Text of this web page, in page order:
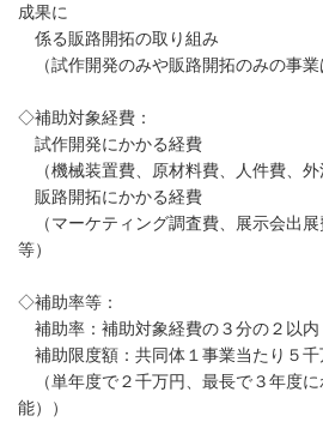
成果に
係る販路開拓の取り組み
（試作開発のみや販路開拓のみの事業
◇補助対象経費：
試作開発にかかる経費
（機械装置費、原材料費、人件費、
販路開拓にかかる経費
（マーケティング調査費、展示会出
等）
◇補助率等：
補助率：補助対象経費の３分の２以内
補助限度額：共同体１事業当たり５千
（単年度で２千万円、最長で３年度
能））